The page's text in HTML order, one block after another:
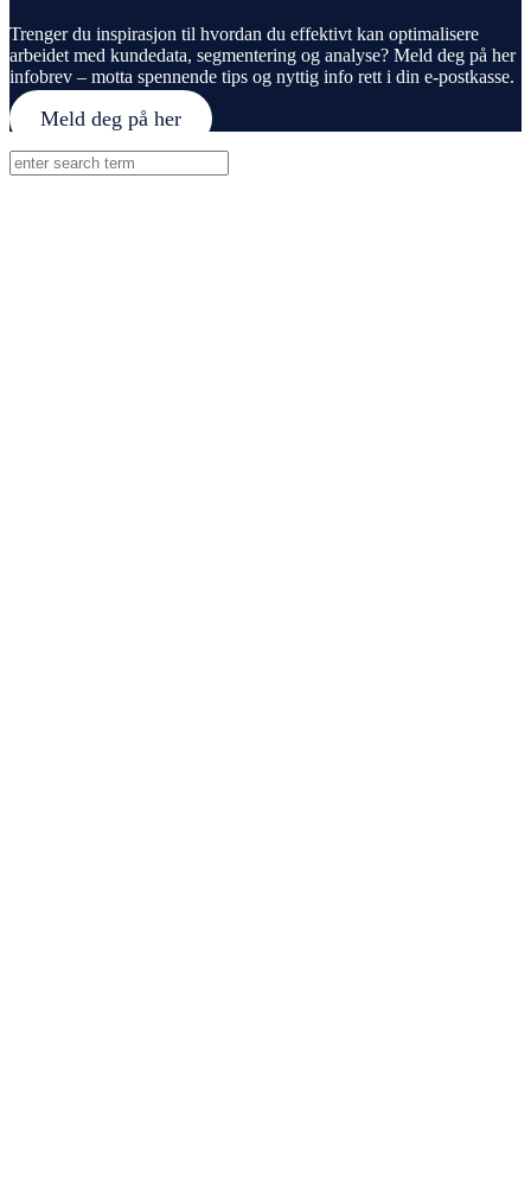
Trenger du inspirasjon til hvordan du effektivt kan optimalisere
arbeidet med kundedata, segmentering og analyse? Meld deg på her
infobrev – motta spennende tips og nyttig info rett i din e-postkasse.
Meld deg på her